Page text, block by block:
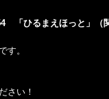
ひるまえほっと」（関
す。
さい！